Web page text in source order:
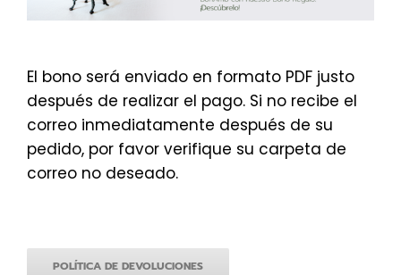
El bono será enviado en formato PDF justo
después de realizar el pago. Si no recibe el
correo inmediatamente después de su
pedido, por favor verifique su carpeta de
correo no deseado.
POLÍTICA DE DEVOLUCIONES